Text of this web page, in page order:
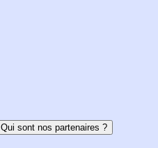
Qui sont nos partenaires ?